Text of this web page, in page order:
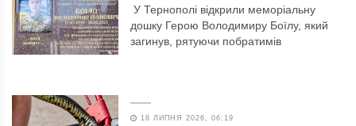
У Тернополі відкрили меморіальну
дошку Герою Володимиру Боїлу, який
загинув, рятуючи побратимів
18 ЛИПНЯ 2026, 06:19